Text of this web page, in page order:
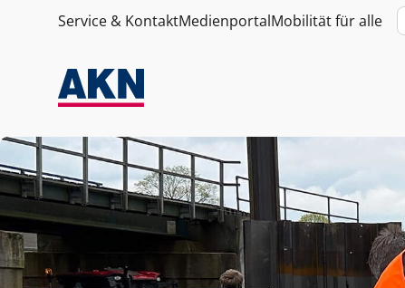
Service & KontaktMedienportalMobilität für alle